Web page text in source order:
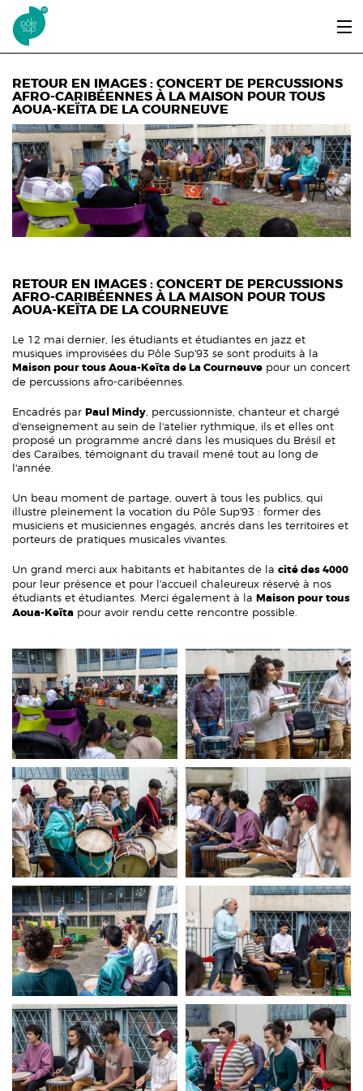
Aller au contenu principal
ENTRER ET SE FORMER
ÉTUDIANTS / DIPLÔMÉS
ÉCOUTER, VOIR & LIRE
INFOS PRATIQUES
RETOUR EN IMAGES : CONCERT DE PERCUSSIONS
AFRO-CARIBÉENNES À LA MAISON POUR TOUS
AOUA-KEÏTA DE LA COURNEUVE
RETOUR EN IMAGES : CONCERT DE PERCUSSIONS
AFRO-CARIBÉENNES À LA MAISON POUR TOUS
AOUA-KEÏTA DE LA COURNEUVE
Le 12 mai dernier, les étudiants et étudiantes en jazz et
musiques improvisées du Pôle Sup'93 se sont produits à la
Maison pour tous Aoua-Keïta de La Courneuve pour un concert
de percussions afro-caribéennes.
Encadrés par Paul Mindy, percussionniste, chanteur et chargé
d'enseignement au sein de l'atelier rythmique, ils et elles ont
proposé un programme ancré dans les musiques du Brésil et
des Caraïbes, témoignant du travail mené tout au long de
l'année.
Un beau moment de partage, ouvert à tous les publics, qui
illustre pleinement la vocation du Pôle Sup'93 : former des
musiciens et musiciennes engagés, ancrés dans les territoires et
porteurs de pratiques musicales vivantes.
Un grand merci aux habitants et habitantes de la cité des 4000
pour leur présence et pour l'accueil chaleureux réservé à nos
étudiants et étudiantes. Merci également à la Maison pour tous
Aoua-Keïta pour avoir rendu cette rencontre possible.